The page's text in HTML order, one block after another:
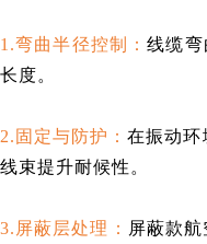
1.弯曲半径控制：线缆
长度。
2.固定与防护：在振动环
线束提升耐候性。
3.屏蔽层处理： 屏蔽款